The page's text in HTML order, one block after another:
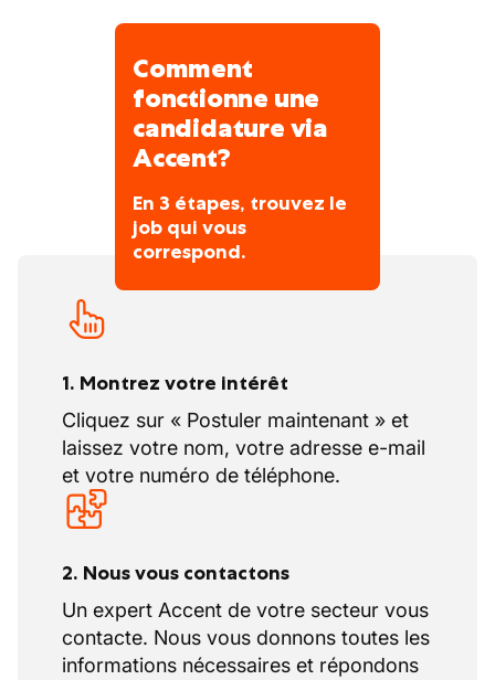
routine !Comment
fonctionne une
candidature via
Accent?
En 3 étapes, trouvez le
job qui vous
correspond.
1. Montrez votre intérêt
Cliquez sur « Postuler maintenant » et
laissez votre nom, votre adresse e-mail
et votre numéro de téléphone.
2. Nous vous contactons
Un expert Accent de votre secteur vous
contacte. Nous vous donnons toutes les
informations nécessaires et répondons